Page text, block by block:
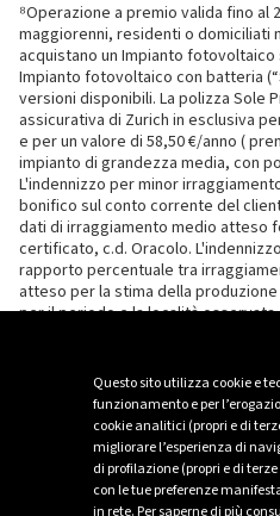
Questo sito utilizza cookie e
funzionamento e per
cookie analitici (propri e di
migliorare l’esperienza di
di profilazione (propri e di
con le tue preferenze
in rete. Per saperne di più
⁸Operazione a premio valida fino
maggiorenni, residenti o domiciliati
acquistano un Impianto fotovoltaico
Impianto fotovoltaico con batteria
versioni disponibili. La polizza Sole
assicurativa di Zurich in esclusiva
e per un valore di 58,50 €/anno (
impianto di grandezza media, con
L'indennizzo per minor
bonifico sul conto corrente del
dati di irraggiamento medio atteso
certificato, c.d. Oracolo.
rapporto percentuale tra
atteso per la stima della
per il periodo e la località